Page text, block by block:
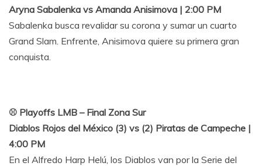
Aryna Sabalenka vs Amanda Anisimova | 2:00 PM
Sabalenka busca revalidar su corona y sumar un cuarto
Grand Slam. Enfrente, Anisimova quiere su primera gran
conquista.
⚾ Playoffs LMB – Final Zona Sur
Diablos Rojos del México (3) vs (2) Piratas de Campeche |
4:00 PM
En el Alfredo Harp Helú, los Diablos van por la Serie del